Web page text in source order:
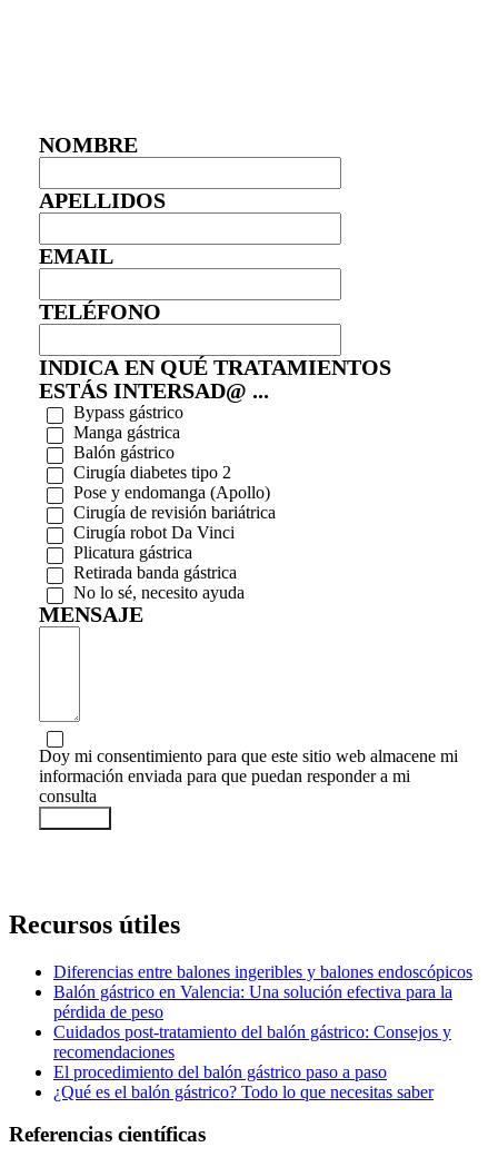
NOMBRE
APELLIDOS
EMAIL
TELÉFONO
INDICA EN QUÉ TRATAMIENTOS
ESTÁS INTERSAD@ ...
Bypass gástrico
Manga gástrica
Balón gástrico
Cirugía diabetes tipo 2
Pose y endomanga (Apollo)
Cirugía de revisión bariátrica
Cirugía robot Da Vinci
Plicatura gástrica
Retirada banda gástrica
No lo sé, necesito ayuda
MENSAJE
Doy mi consentimiento para que este sitio web almacene mi
información enviada para que puedan responder a mi
consulta
Recursos útiles
Diferencias entre balones ingeribles y balones endoscópicos
Balón gástrico en Valencia: Una solución efectiva para la
pérdida de peso
Cuidados post-tratamiento del balón gástrico: Consejos y
recomendaciones
El procedimiento del balón gástrico paso a paso
¿Qué es el balón gástrico? Todo lo que necesitas saber
Referencias científicas